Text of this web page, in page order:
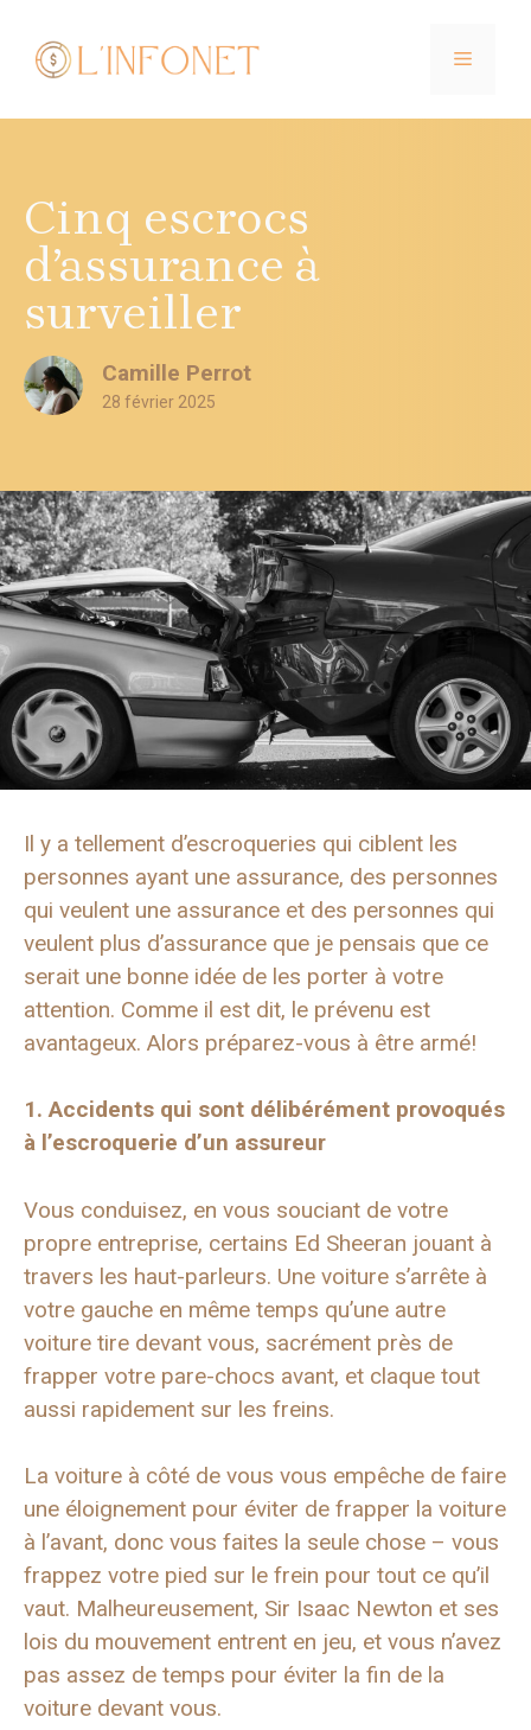
contenu
MENU
Cinq escrocs
d’assurance à
surveiller
Camille Perrot
28 février 2025
Il y a tellement d’escroqueries qui ciblent les
personnes ayant une assurance, des personnes
qui veulent une assurance et des personnes qui
veulent plus d’assurance que je pensais que ce
serait une bonne idée de les porter à votre
attention. Comme il est dit, le prévenu est
avantageux. Alors préparez-vous à être armé!
1. Accidents qui sont délibérément provoqués
à l’escroquerie d’un assureur
Vous conduisez, en vous souciant de votre
propre entreprise, certains Ed Sheeran jouant à
travers les haut-parleurs. Une voiture s’arrête à
votre gauche en même temps qu’une autre
voiture tire devant vous, sacrément près de
frapper votre pare-chocs avant, et claque tout
aussi rapidement sur les freins.
La voiture à côté de vous vous empêche de faire
une éloignement pour éviter de frapper la voiture
à l’avant, donc vous faites la seule chose – vous
frappez votre pied sur le frein pour tout ce qu’il
vaut. Malheureusement, Sir Isaac Newton et ses
lois du mouvement entrent en jeu, et vous n’avez
pas assez de temps pour éviter la fin de la
voiture devant vous.